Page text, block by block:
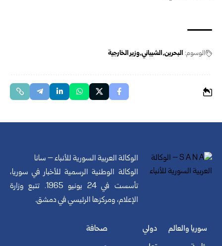
الوسوم: البحرين الشيباني وزير الخارجية
الوكالة العربية السورية للأنباء – سانا
الوكالة الوطنية الرسمية للأخبار في سوريا،
تأسست في 24 يونيو 1965. تتبع وزارة
الإعلام، ومركزها الرئيسي في دمشق.
سوريا والعالم
دولي
صحافة